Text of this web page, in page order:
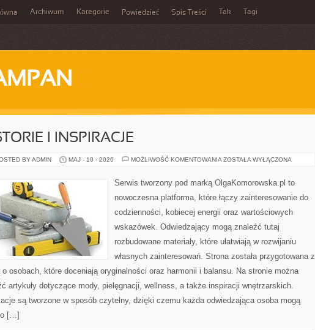
Archiwum Kategorie Powiedzieć Spis Treści Tak Tagi
I INSPIRACJE
BY ADMIN MAJ - 10 - 2026 MOŻLIWOŚĆ KOMENTOWANIA HISTORIE
ZOSTAŁA WYŁĄCZONA
Serwis tworzony pod marką OlgaKomorowska.pl to
nowoczesna platforma, które łączy zainteresowanie do
codzienności, kobiecej energii oraz wartościowych
wskazówek. Odwiedzający mogą znaleźć tutaj
rozbudowane materiały, które ułatwiają w rozwijaniu
własnych zainteresowań. Strona została przygotowana z
o osobach, które doceniają oryginalności oraz harmonii i balansu. Na stronie można
artykuły dotyczące mody, pielęgnacji, wellness, a także inspiracji wnętrzarskich.
są tworzone w sposób czytelny, dzięki czemu każda odwiedzająca osoba mogą
[…]